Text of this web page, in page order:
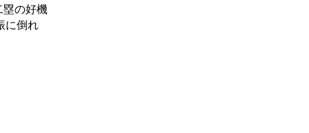
塁の好機
に倒れ